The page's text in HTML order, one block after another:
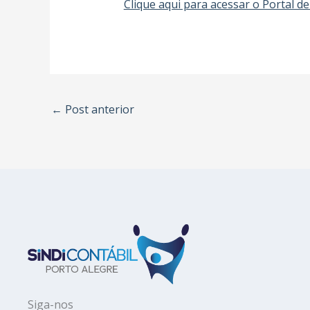
Clique aqui para acessar o Portal
← Post anterior
Siga-nos